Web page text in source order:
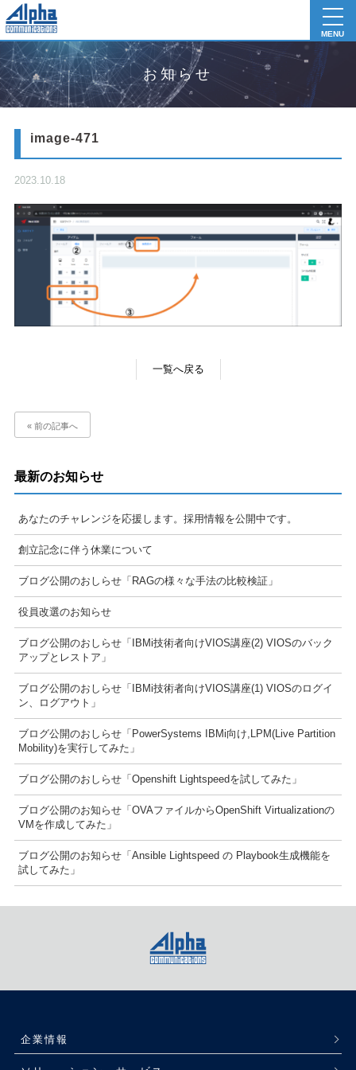
MENU
お知らせ
image-471
2023.10.18
一覧へ戻る
« 前の記事へ
最新のお知らせ
あなたのチャレンジを応援します。採用情報を公開中です。
創立記念に伴う休業について
ブログ公開のおしらせ「RAGの様々な手法の比較検証」
役員改選のお知らせ
ブログ公開のおしらせ「IBMi技術者向けVIOS講座(2) VIOSのバック
アップとレストア」
ブログ公開のおしらせ「IBMi技術者向けVIOS講座(1) VIOSのログイ
ン、ログアウト」
ブログ公開のおしらせ「PowerSystems IBMi向け,LPM(Live Partition
Mobility)を実行してみた」
ブログ公開のおしらせ「Openshift Lightspeedを試してみた」
ブログ公開のお知らせ「OVAファイルからOpenShift Virtualizationの
VMを作成してみた」
ブログ公開のお知らせ「Ansible Lightspeed の Playbook生成機能を
試してみた」
企業情報